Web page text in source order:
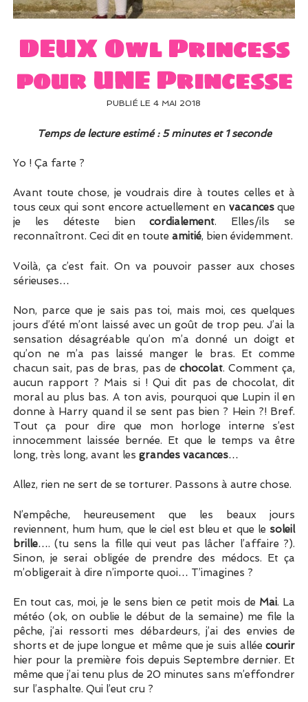
UN PEU DE DÉCO ?
DEUX Owl Princess
pour UNE Princesse
PUBLIÉ LE 4 MAI 2018
Temps de lecture estimé : 5 minutes et 1 seconde
Yo ! Ça farte ?
Avant toute chose, je voudrais dire à toutes celles et à
tous ceux qui sont encore actuellement en vacancesque
je les déteste biencordialement. Elles/ils se
reconnaîtront. Ceci dit en toute amitié, bien évidemment.
Voilà, ça c’est fait. On va pouvoir passer aux choses
sérieuses…
Non, parce que je sais pas toi, mais moi, ces quelques
jours d’été m’ont laissé avec un goût de trop peu. J’ai la
sensation désagréable qu’on m’a donné un doigt et
qu’on ne m’a pas laissé manger le bras. Et comme
chacun sait, pas de bras, pas de chocolat. Comment ça,
aucun rapport ? Mais si ! Qui dit pas de chocolat, dit
moral au plus bas. A ton avis, pourquoi que Lupin il en
donne à Harry quand il se sent pas bien ? Hein ?! Bref.
Tout ça pour dire que mon horloge interne s’est
innocemment laissée bernée. Et que le temps va être
long, très long, avant les grandes vacances…
Allez, rien ne sert de se torturer. Passons à autre chose.
N’empêche, heureusement que les beaux jours
reviennent, hum hum, que le ciel est bleu et que le soleil
brille…. (tu sens la fille qui veut pas lâcher l’affaire ?).
Sinon, je serai obligée de prendre des médocs. Et ça
m’obligerait à dire n’importe quoi… T’imagines ?
En tout cas, moi, je le sens bien ce petit mois de Mai. La
météo (ok, on oublie le début de la semaine) me file la
pêche, j’ai ressorti mes débardeurs, j’ai des envies de
shorts et de jupe longue et même que je suis alléecourir
hier pour la première fois depuis Septembre dernier. Et
même que j’ai tenu plus de 20 minutes sans m’effondrer
sur l’asphalte. Qui l’eut cru ?